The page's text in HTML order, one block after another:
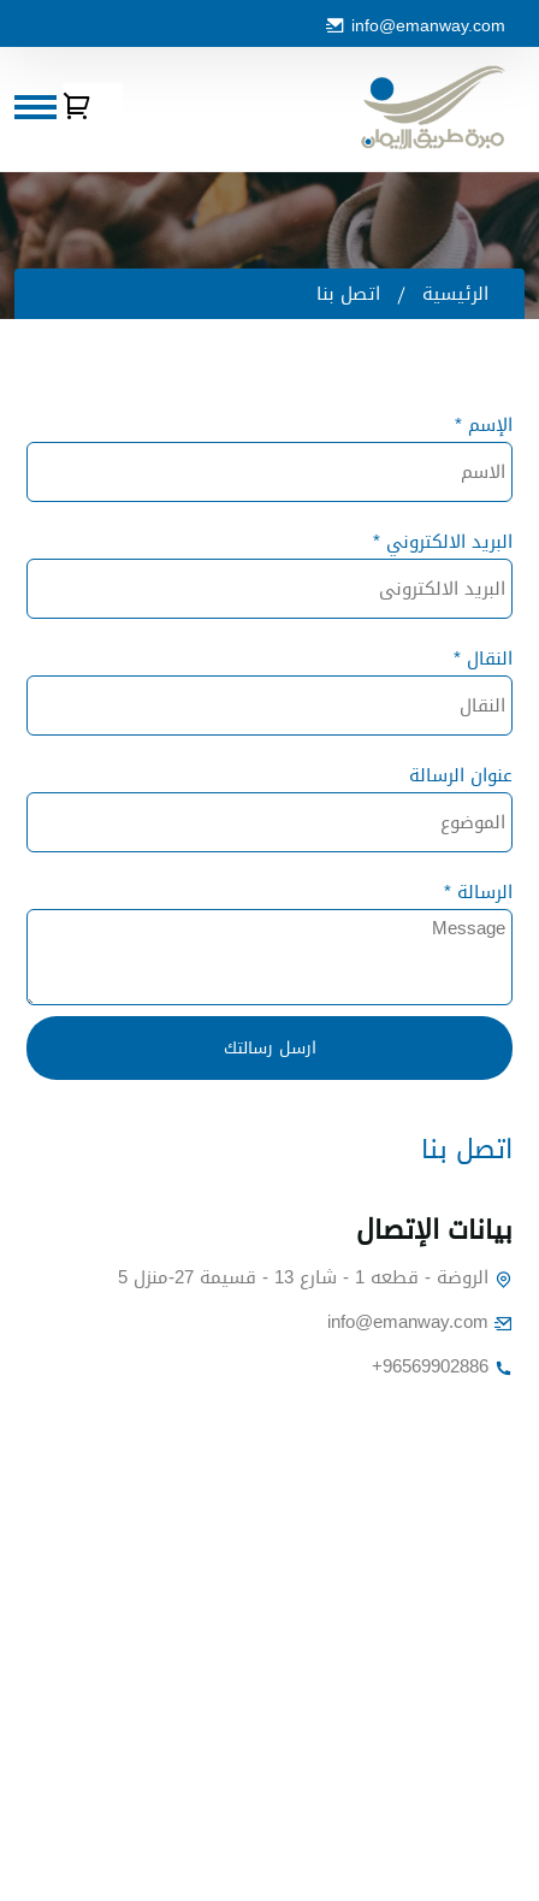
info@emanway.com
الرئيسية اتصل بنا
الإسم *
البريد الالكتروني *
النقال *
عنوان الرسالة
الرسالة *
اتصل بنا
بيانات الإتصا
الروضة - قطعه 1 - شارع 13 - قسيمة 27-منزل 5
info@emanway.com
+96569902886